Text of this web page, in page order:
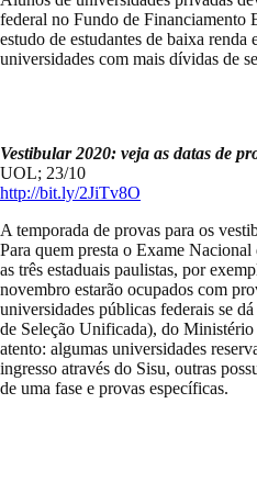
federal no Fundo de Financiamento
estudo de estudantes de baixa
universidades com mais dívidas de
Vestibular 2020: veja as datas de
UOL; 23/10
http://bit.ly/2JiTv8O
A temporada de provas para os
Para quem presta o Exame
as três estaduais paulistas, por
novembro estarão ocupados com
universidades públicas federais se
de Seleção Unificada), do
atento: algumas universidades
ingresso através do Sisu, outras
de uma fase e provas específicas.